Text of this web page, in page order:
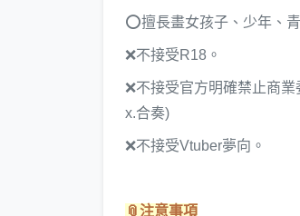
⭕擅長畫女孩子、少年、青
❌不接受R18。
❌不接受官方明確禁止商
x.合奏)
❌不接受Vtuber夢向。
📎 注意事項